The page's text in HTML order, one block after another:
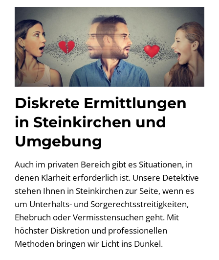
Diskrete Ermittlungen
in Steinkirchen und
Umgebung
Auch im privaten Bereich gibt es Situationen, in
denen Klarheit erforderlich ist. Unsere Detektive
stehen Ihnen in Steinkirchen zur Seite, wenn es
um Unterhalts- und Sorgerechtsstreitigkeiten,
Ehebruch oder Vermisstensuchen geht. Mit
höchster Diskretion und professionellen
Methoden bringen wir Licht ins Dunkel.